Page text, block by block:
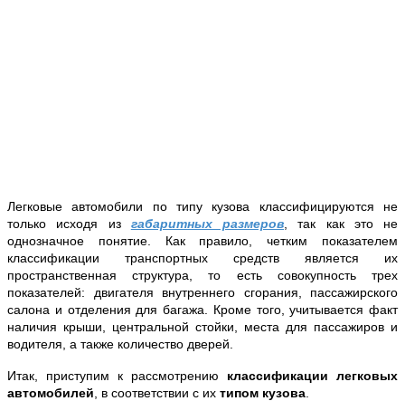
Легковые автомобили по типу кузова классифицируются не
только исходя из габаритных размеров , так как это не
однозначное понятие. Как правило, четким показателем
классификации транспортных средств является их
пространственная структура, то есть совокупность трех
показателей: двигателя внутреннего сгорания, пассажирского
салона и отделения для багажа. Кроме того, учитывается факт
наличия крыши, центральной стойки, места для пассажиров и
водителя, а также количество дверей.
Итак, приступим к рассмотрению классификации легковых
автомобилей , в соответствии с их типом кузова